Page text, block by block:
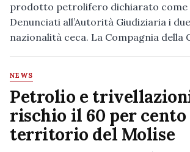
prodotto petrolifero dichiarato come
Denunciati all’Autorità Giudiziaria i
nazionalità ceca. La Compagnia della
NEWS
Petrolio e
rischio il 60 per cento
territorio del Molise